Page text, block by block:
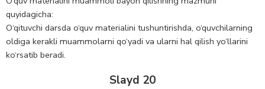
quyidagicha:
O‘qituvchi darsda o‘quv materialini tushuntirishda, o‘quvchilarning
oldiga kerakli muammolarni qo‘yadi va ularni hal qilish yo‘llarini
ko‘rsatib beradi.
Slayd 20